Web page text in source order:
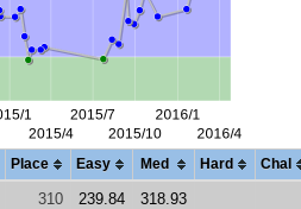
Place Easy Med Hard Chal
310 239.84 318.93